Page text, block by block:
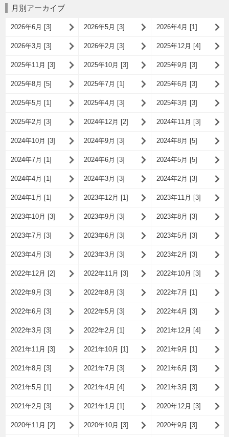
月別アーカイブ
2026年6月 [3] 2026年5月 [3] 2026年4月 [1]
2026年3月 [3] 2026年2月 [3] 2025年12月 [4]
2025年11月 [3] 2025年10月 [3] 2025年9月 [3]
2025年8月 [5] 2025年7月 [1] 2025年6月 [3]
2025年5月 [1] 2025年4月 [3] 2025年3月 [3]
2025年2月 [3] 2024年12月 [2] 2024年11月 [3]
2024年10月 [3] 2024年9月 [3] 2024年8月 [5]
2024年7月 [1] 2024年6月 [3] 2024年5月 [5]
2024年4月 [1] 2024年3月 [3] 2024年2月 [3]
2024年1月 [1] 2023年12月 [1] 2023年11月 [3]
2023年10月 [3] 2023年9月 [3] 2023年8月 [3]
2023年7月 [3] 2023年6月 [3] 2023年5月 [3]
2023年4月 [3] 2023年3月 [3] 2023年2月 [3]
2022年12月 [2] 2022年11月 [3] 2022年10月 [3]
2022年9月 [3] 2022年8月 [3] 2022年7月 [1]
2022年6月 [3] 2022年5月 [3] 2022年4月 [3]
2022年3月 [3] 2022年2月 [1] 2021年12月 [4]
2021年11月 [3] 2021年10月 [1] 2021年9月 [1]
2021年8月 [3] 2021年7月 [3] 2021年6月 [3]
2021年5月 [1] 2021年4月 [4] 2021年3月 [3]
2021年2月 [3] 2021年1月 [1] 2020年12月 [3]
2020年11月 [2] 2020年10月 [3] 2020年9月 [3]